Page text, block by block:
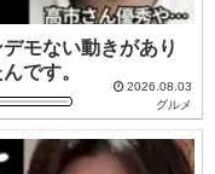
モない動きがあり
です。
2026.08.03
グルメ